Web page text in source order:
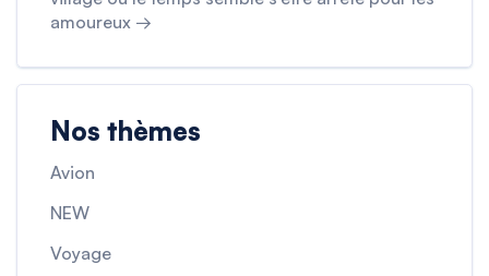
amoureux →
Nos thèmes
Avion
NEW
Voyage